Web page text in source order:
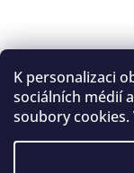
K personalizaci
sociálních médií
soubory
Registrace na